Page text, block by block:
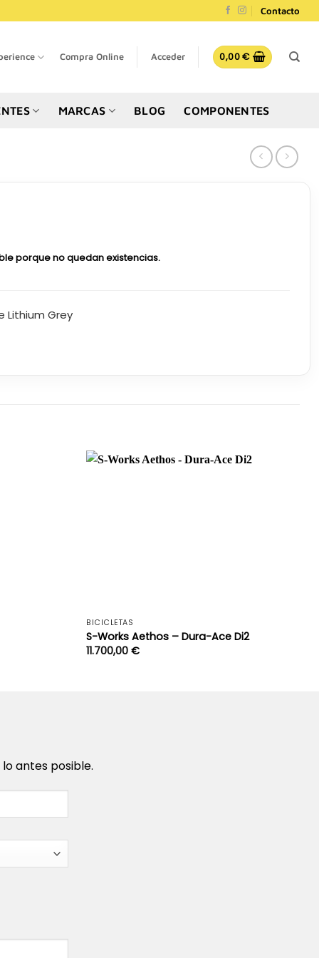
Contacto
Compra Online Acceder 0,00€
MARCAS BLOG COMPONENTES
porque no quedan existencias.
Lithium Grey
BICICLETAS
S-Works Aethos – Dura-Ace Di2
11.700,00 €
antes posible.